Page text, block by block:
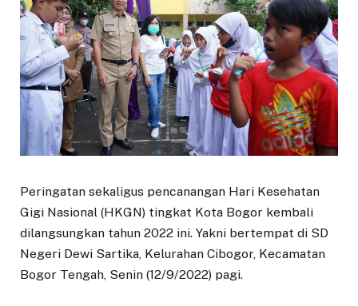
Peringatan sekaligus pencanangan Hari Kesehatan
Gigi Nasional (HKGN) tingkat Kota Bogor kembali
dilangsungkan tahun 2022 ini. Yakni bertempat di SD
Negeri Dewi Sartika, Kelurahan Cibogor, Kecamatan
Bogor Tengah, Senin (12/9/2022) pagi.